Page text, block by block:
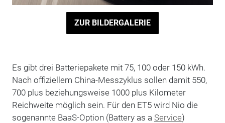
ZUR BILDERGALERIE
Es gibt drei Batteriepakete mit 75, 100 oder 150 kWh.
Nach offiziellem China-Messzyklus sollen damit 550,
700 plus beziehungsweise 1000 plus Kilometer
Reichweite möglich sein. Für den ET5 wird Nio die
sogenannte BaaS-Option (Battery as a Service)